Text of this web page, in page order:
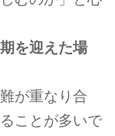
を迎えた場
が重なり合
ことが多いで